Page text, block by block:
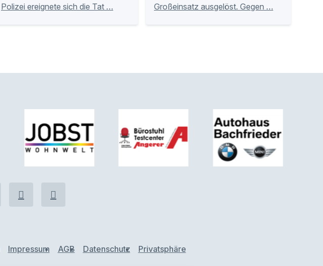
Polizei ereignete sich die Tat …
Großeinsatz ausgelöst. Gegen …
Impressum AGB Datenschutz Privatsphäre